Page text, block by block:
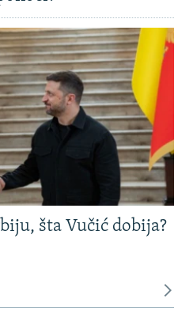
šta Vučić dobija?